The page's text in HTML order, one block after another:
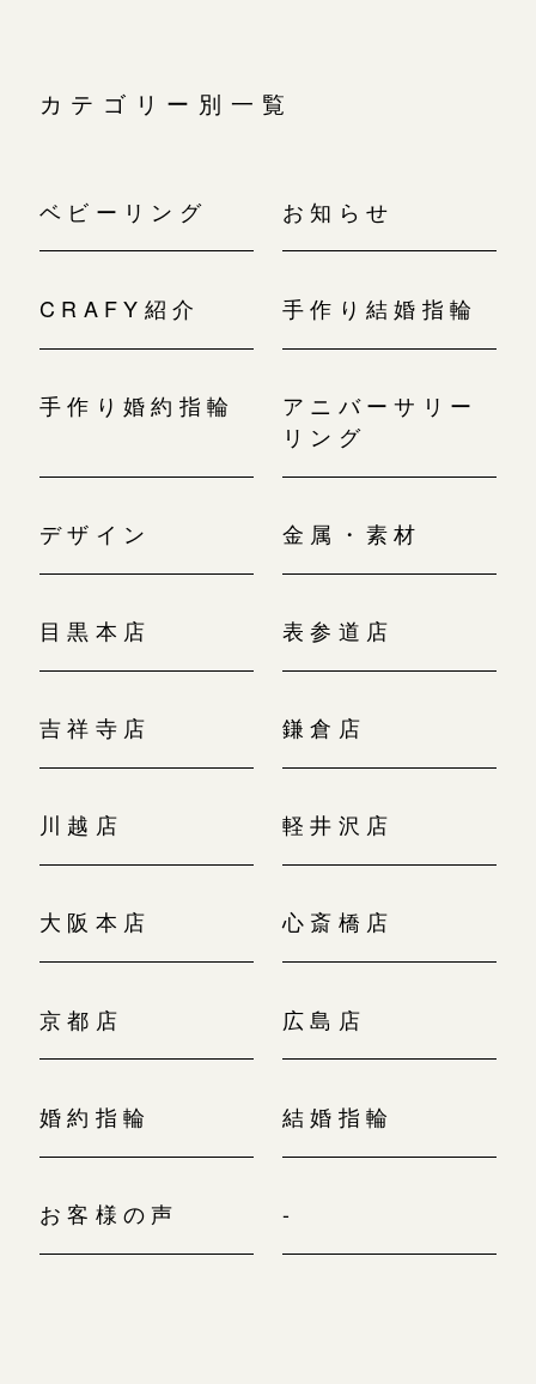
カテゴリー別一覧
ベビーリング お知らせ
CRAFY紹介 手作り結婚指輪
手作り婚約指輪
アニバーサリー
リング
デザイン 金属・素材
目黒本店 表参道店
吉祥寺店 鎌倉店
川越店 軽井沢店
大阪本店 心斎橋店
京都店 広島店
婚約指輪 結婚指輪
お客様の声 -